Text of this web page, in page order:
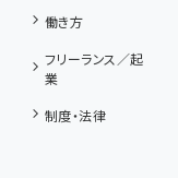
働き方
フリーランス／起
業
制度・法律